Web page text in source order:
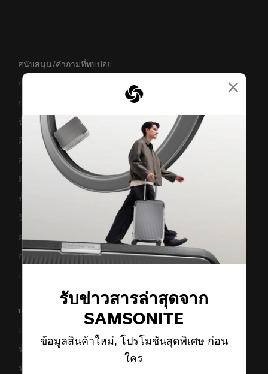
×
รับข่าวสารล่าสุดจาก
SAMSONITE
ข้อมูลสินค้าใหม่, โปรโมชันสุดพิเศษ ก่อน
ใคร
สนับสนุน/คำถามที่พบบ่อย
การขนส่งและการจัดส่ง
การคืนสินค้าและการคืนเงิน
ข้อกำหนดและเงื่อนไขการรับประกัน
ติดต่อเรา
สอบถามข้อมูลทางธุรกิจ
ติดตามสถานะสินค้า
ขั้นตอนการผ่อนชำระ
วิธีเซ็ตรหัสล็อค
คำแนะนำในการดูแล
การแจ้งเตือนเว็บไซต์ปลอม
เตือนภัย! มิจฉาชีพ
บริษัทของเรา
เกี่ยวกับเรา
ร่วมงานกับเรา
ร่วมธุรกิจ